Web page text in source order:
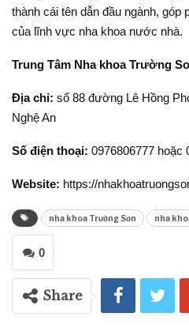
thành cái tên dẫn đầu ngành, góp
của lĩnh vực nha khoa nước nhà.
Trung Tâm Nha khoa Trường
Địa chỉ: số 88 đường Lê Hồng
Nghệ An
Số điện thoại: 0976806777 hoặc
Website: https://
nha khoa Trường Sơn nha
0
Share